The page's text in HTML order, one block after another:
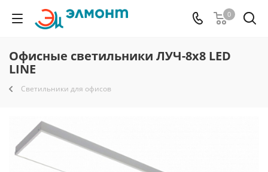
0
Офисные светильники ЛУЧ-8х8 LED
LINE
Светильники для офисов